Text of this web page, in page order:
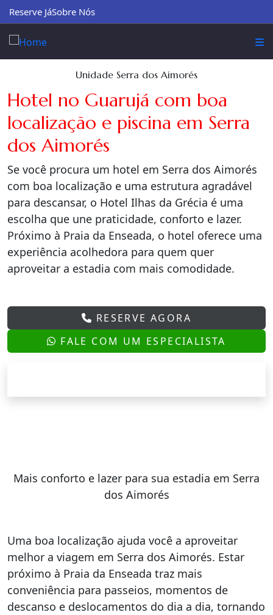
Reserve JáSobre Nós
Unidade Serra dos Aimorés
Hotel no Guarujá com boa
localização e piscina em Serra
dos Aimorés
Se você procura um hotel em Serra dos Aimorés
com boa localização e uma estrutura agradável
para descansar, o Hotel Ilhas da Grécia é uma
escolha que une praticidade, conforto e lazer.
Próximo à Praia da Enseada, o hotel oferece uma
experiência acolhedora para quem quer
aproveitar a estadia com mais comodidade.
RESERVE AGORA
FALE COM UM ESPECIALISTA
Mais conforto e lazer para sua estadia em Serra
dos Aimorés
Uma boa localização ajuda você a aproveitar
melhor a viagem em Serra dos Aimorés. Estar
próximo à Praia da Enseada traz mais
conveniência para passeios, momentos de
descanso e deslocamentos do dia a dia, tornando